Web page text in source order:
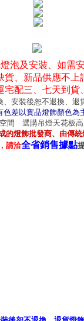
泡及安裝、如需
、新品供應不上
配三、七天到貨
安裝後恕不退換、退
差以實品燈飾顏色為
間 選購吊燈天花板
的燈飾批發商、由傳
請洽全省銷售據點